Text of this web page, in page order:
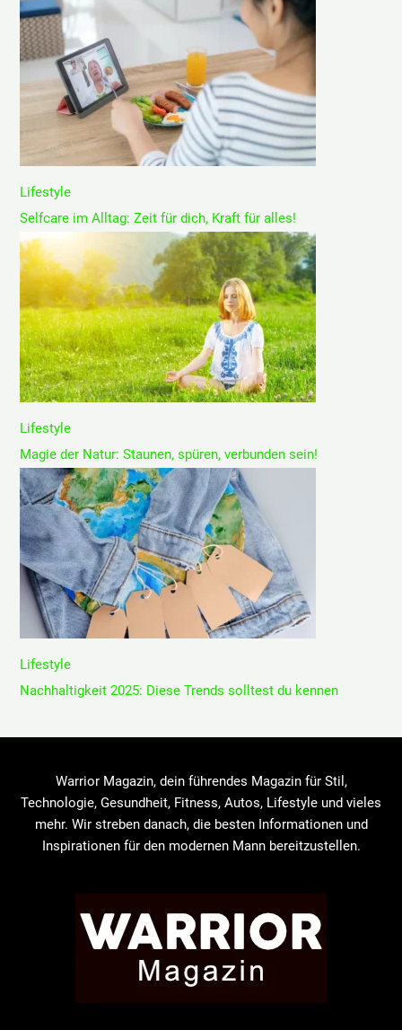
Lifestyle
Selfcare im Alltag: Zeit für dich, Kraft für alles!
Lifestyle
Magie der Natur: Staunen, spüren, verbunden sein!
Lifestyle
Nachhaltigkeit 2025: Diese Trends solltest du kennen
Warrior Magazin, dein führendes Magazin für Stil,
Technologie, Gesundheit, Fitness, Autos, Lifestyle und vieles
mehr. Wir streben danach, die besten Informationen und
Inspirationen für den modernen Mann bereitzustellen.